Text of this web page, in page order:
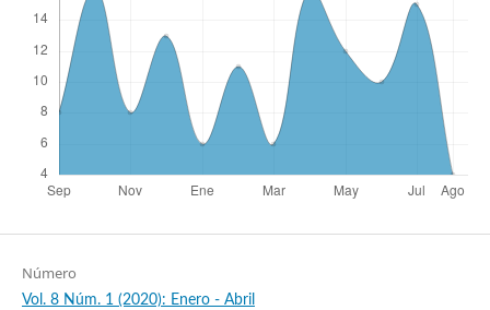
Número
Vol. 8 Núm. 1 (2020): Enero - Abril